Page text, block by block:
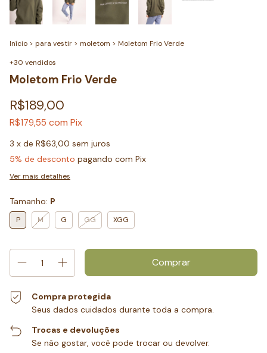
Início > para vestir > moletom > Moletom Frio Verde
+30 vendidos
Moletom Frio Verde
R$189,00
R$179,55 com Pix
3 x de R$63,00 sem juros
5% de desconto pagando com Pix
Ver mais detalhes
Tamanho: P
P M G GG XGG
Compra protegida
Seus dados cuidados durante toda a compra.
Trocas e devoluções
Se não gostar, você pode trocar ou devolver.